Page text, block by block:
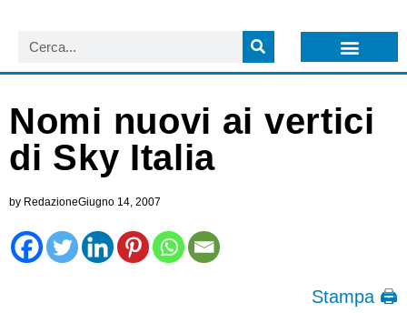
Nomi nuovi ai vertici
di Sky Italia
by RedazioneGiugno 14, 2007
Stampa 🖨